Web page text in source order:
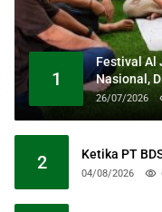
1
Festival Al
Nasional,
Masjid
26/07/2026
2 Ketika PT
04/08/2026